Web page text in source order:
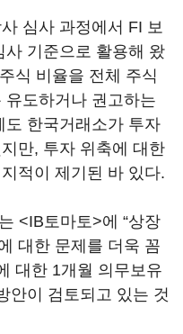
심사 과정에서 FI 보
사 기준으로 활용해 왔
식 비율을 전체 주식
도하거나 권고하는
도 한국거래소가 투자
지만, 투자 위축에 대한
적이 제기된 바 있다.
<IB토마토>에 “상장
대한 문제를 더욱 꼼
대한 1개월 의무보유
안이 검토되고 있는 것